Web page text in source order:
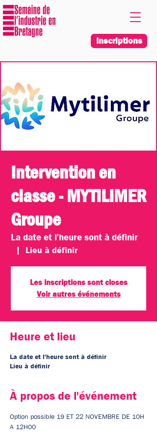
Inscriptions
Intervention en
classe - MYTILIMER
Groupe
La date et l'heure sont à définir
  |
Lieu à définir
Les inscriptions sont closes
Voir autres événements
Heure et lieu
La date et l'heure sont à définir
Lieu à définir
À propos de l'événement
Option possible 19 ET 22 NOVEMBRE DE 10H
A 12H00